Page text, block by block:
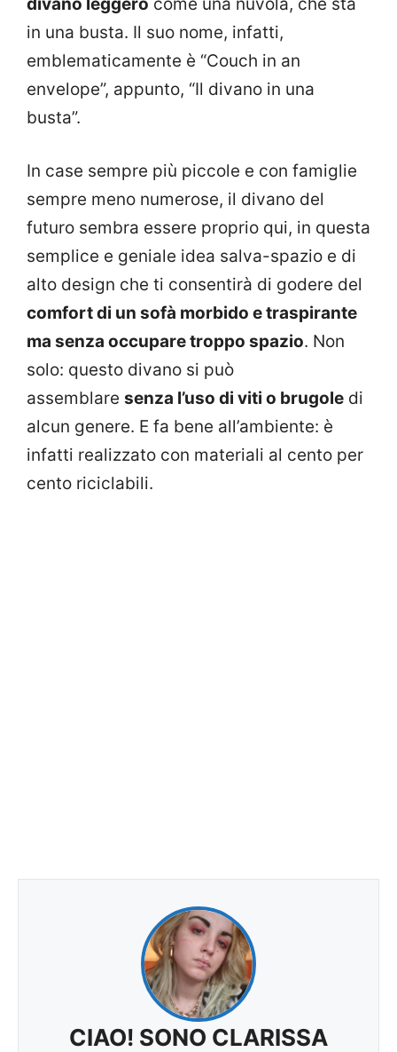
in una busta. Il suo nome, infatti,
emblematicamente è “Couch in an
envelope”, appunto, “Il divano in una
busta”.
In case sempre più piccole e con famiglie
sempre meno numerose, il divano del
futuro sembra essere proprio qui, in questa
semplice e geniale idea salva-spazio e di
alto design che ti consentirà di godere del
comfort di un sofà morbido e traspirante
ma senza occupare troppo spazio. Non
solo: questo divano si può
assemblare senza l’uso di viti o brugole di
alcun genere. E fa bene all’ambiente: è
infatti realizzato con materiali al cento per
cento riciclabili.
CIAO! SONO CLARISSA